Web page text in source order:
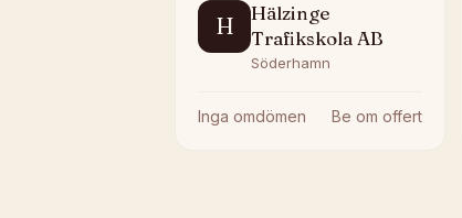
H
Hälzinge
Trafikskola AB
Söderhamn
Inga omdömen Be om offert